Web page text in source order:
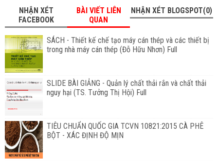
NHẬN XÉT
FACEBOOK
BÀI VIẾT LIÊN
QUAN
NHẬN XÉT BLOGSPOT(0)
SÁCH - Thiết kế chế tạo máy cán thép và các thiết bị
trong nhà máy cán thép (Đỗ Hữu Nhơn) Full
SLIDE BÀI GIẢNG - Quản lý chất thải rắn và chất thải
nguy hại (TS. Tưởng Thị Hội) Full
TIÊU CHUẨN QUỐC GIA TCVN 10821:2015 CÀ PHÊ
BỘT - XÁC ĐỊNH ĐỘ MỊN